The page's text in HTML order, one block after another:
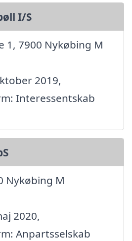
I/S
1, 7900 Nykøbing M
2019,
Interessentskab
Nykøbing M
2020,
Anpartsselskab